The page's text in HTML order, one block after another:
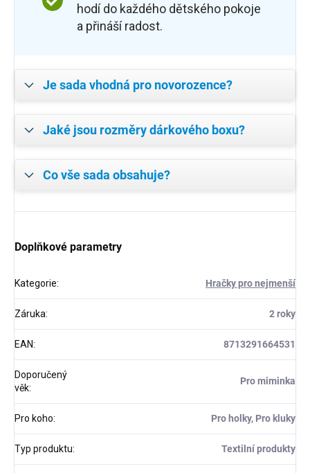
hodí do každého dětského pokoje
a přináší radost.
Je sada vhodná pro novorozence?
Jaké jsou rozměry dárkového boxu?
Co vše sada obsahuje?
Doplňkové parametry
Kategorie: Hračky pro nejmenší
Záruka: 2 roky
EAN: 8713291664531
Doporučený
věk:
Pro miminka
Pro koho: Pro holky, Pro kluky
Typ produktu: Textilní produkty